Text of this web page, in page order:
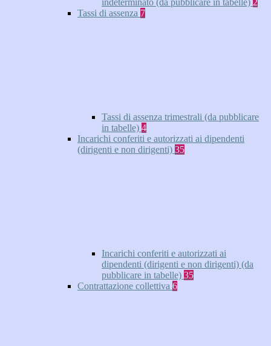
indeterminato (da pubblicare in tabelle) 2
Tassi di assenza 7
Tassi di assenza trimestrali (da pubblicare
in tabelle) 4
Incarichi conferiti e autorizzati ai dipendenti
(dirigenti e non dirigenti) 35
Incarichi conferiti e autorizzati ai
dipendenti (dirigenti e non dirigenti) (da
pubblicare in tabelle) 35
Contrattazione collettiva 6